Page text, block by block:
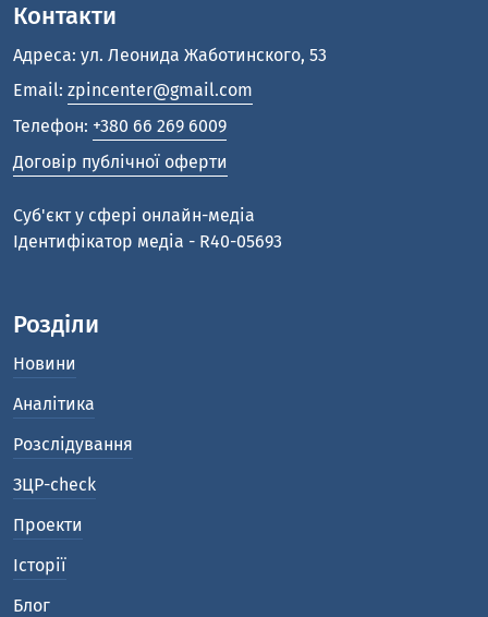
Контакти
Адреса: ул. Леонида Жаботинского, 53
Email: zpincenter@gmail.com
Телефон: +380 66 269 6009
Договір публічної оферти
Cуб'єкт у сфері онлайн-медіа
Ідентифікатор медіа - R40-05693
Розділи
Новини
Аналітика
Розслідування
ЗЦР-check
Проекти
Історії
Блог